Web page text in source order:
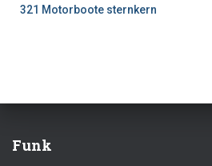
321 Motorboote sternkern
Funk